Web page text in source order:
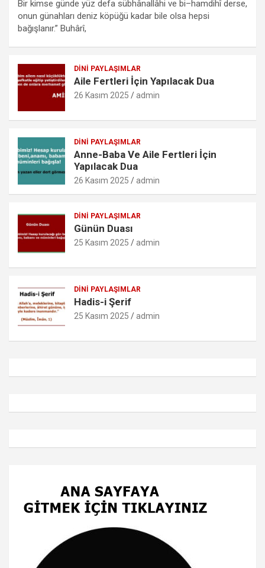
ce
b
o
o
k
tt
er
ail at
A
p
p
se
g
er
lo
k.
o
ail ar
Bir kimse günde yüz defa sübhânallâhi ve bi–hamdihî derse,
onun günahları deniz köpüğü kadar bile olsa hepsi
bağışlanır.” Buhârî,
DINI PAYLAŞIMLAR
Aile Fertleri İçin Yapılacak Dua
26 Kasım 2025 admin
DINI PAYLAŞIMLAR
Anne-Baba Ve Aile Fertleri İçin
Yapılacak Dua
26 Kasım 2025 admin
DINI PAYLAŞIMLAR
Günün Duası
25 Kasım 2025 admin
DINI PAYLAŞIMLAR
Hadis-i Şerif
25 Kasım 2025 admin